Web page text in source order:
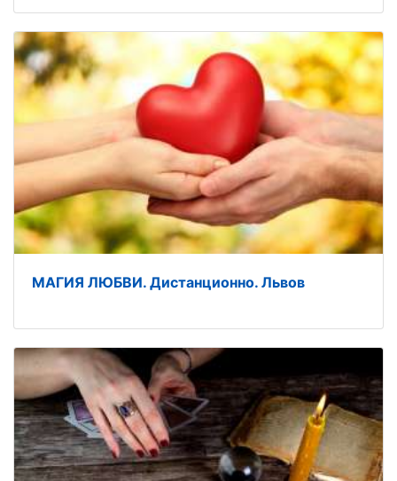
МАГИЯ ЛЮБВИ. Дистанционно. Львов